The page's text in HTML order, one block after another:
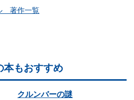
著作一覧
本もおすすめ
クルンバーの謎